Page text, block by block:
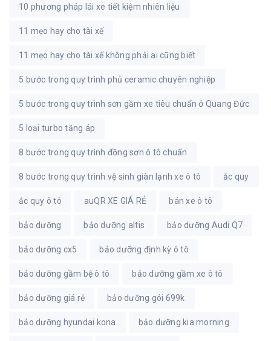
10 phương pháp lái xe tiết kiệm nhiên liệu
11 mẹo hay cho tài xế
11 mẹo hay cho tài xế không phải ai cũng biết
5 bước trong quy trình phủ ceramic chuyên nghiệp
5 bước trong quy trình sơn gầm xe tiêu chuẩn ở Quang Đức
5 loại turbo tăng áp
8 bước trong quy trình đồng sơn ô tô chuẩn
8 bước trong quy trình vệ sinh giàn lạnh xe ô tô ắc quy
ắc quy ô tô auQR XE GIÁ RẺ bán xe ô tô
bảo dưỡng bảo dưỡng altis bảo dưỡng Audi Q7
bảo dưỡng cx5 bảo dưỡng định kỳ ô tô
bảo dưỡng gầm bệ ô tô bảo dưỡng gầm xe ô tô
bảo dưỡng giá rẻ bảo dưỡng gói 699k
bảo dưỡng hyundai kona bảo dưỡng kia morning